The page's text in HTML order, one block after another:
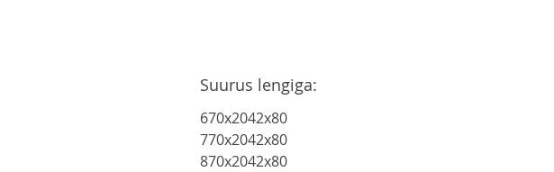
Suurus lengiga:
670x2042x80
770x2042x80
870x2042x80